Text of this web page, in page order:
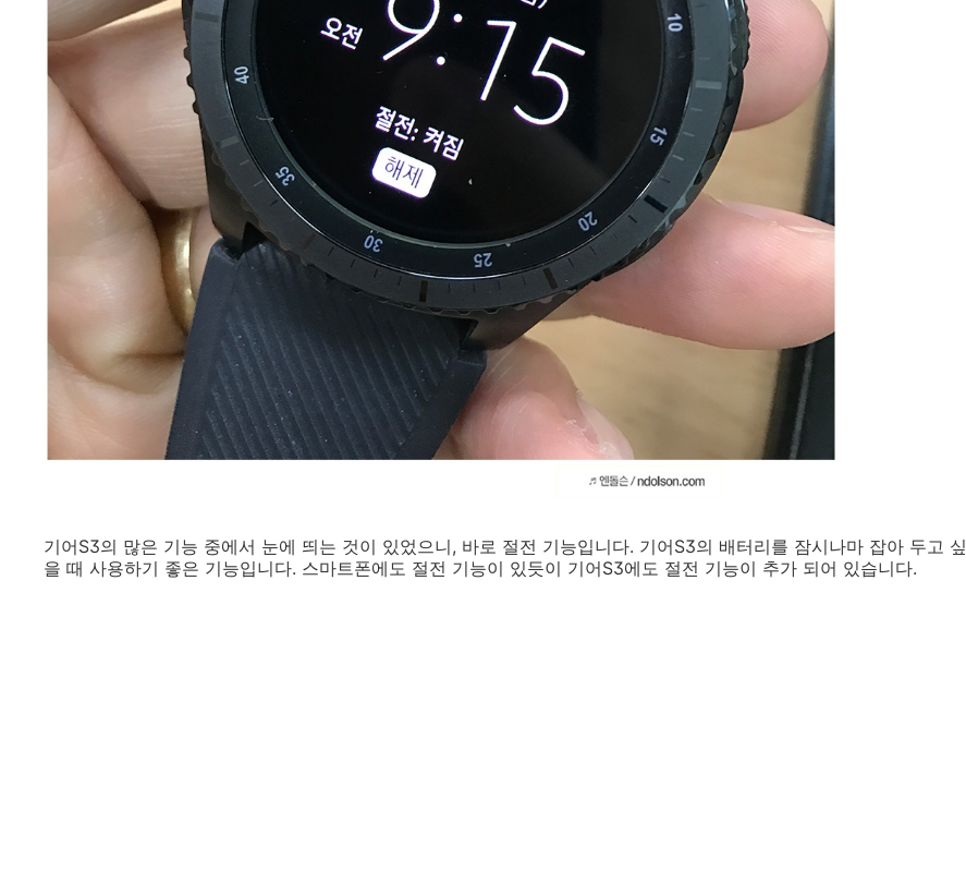
기어S3의 많은 기능 중에서 눈에 띄는 것이 있었으니, 바로 절전 기능입니다. 기어S3의 배터리를 잠시나마 잡아 두고 싶
을 때 사용하기 좋은 기능입니다. 스마트폰에도 절전 기능이 있듯이 기어S3에도 절전 기능이 추가 되어 있습니다.